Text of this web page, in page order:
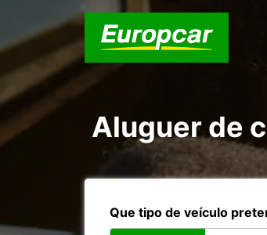
Aluguer de
Que tipo de veículo